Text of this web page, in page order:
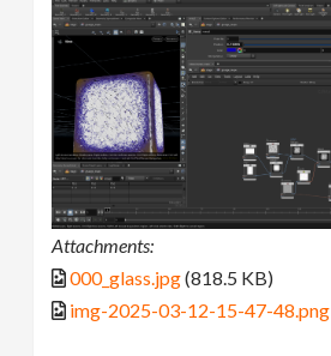
Attachments:
000_glass.jpg(818.5 KB)
img-2025-03-12-15-47-48.png